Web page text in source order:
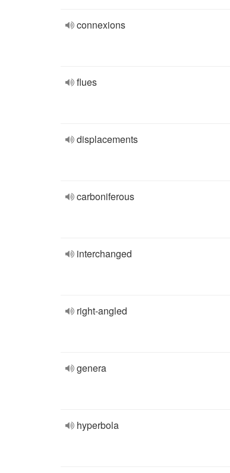
connexions
flues
displacements
carboniferous
interchanged
right-angled
genera
hyperbola